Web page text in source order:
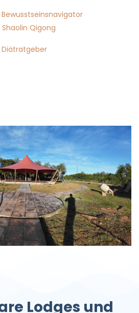
Bewusstseinsnavigator
Shaolin Qigong
Diätratgeber
Lodges und